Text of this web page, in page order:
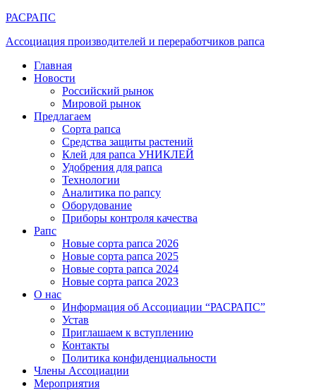
РАСРАПС
Ассоциация производителей и переработчиков рапса
Главная
Новости
Российский рынок
Мировой рынок
Предлагаем
Сорта рапса
Средства защиты растений
Клей для рапса УНИКЛЕЙ
Удобрения для рапса
Технологии
Аналитика по рапсу
Оборудование
Приборы контроля качества
Рапс
Новые сорта рапса 2026
Новые сорта рапса 2025
Новые сорта рапса 2024
Новые сорта рапса 2023
О нас
Информация об Ассоциации “РАСРАПС”
Устав
Приглашаем к вступлению
Контакты
Политика конфиденциальности
Члены Ассоциации
Мероприятия